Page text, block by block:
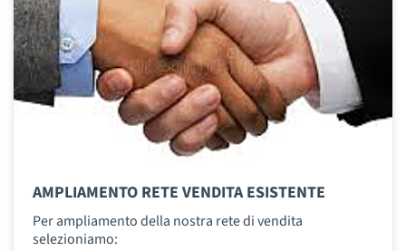
AMPLIAMENTO RETE VENDITA ESISTENTE
Per ampliamento della nostra rete di vendita
selezioniamo: